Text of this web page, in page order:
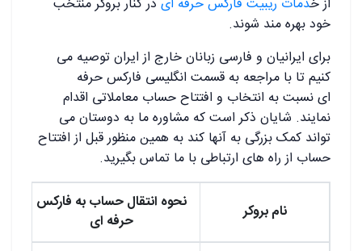
از خدمات ریبیت فارکس حرفه ای در کنار بروکر منتخب
خود بهره مند شوند.
برای ایرانیان و فارسی زبانان خارج از ایران توصیه می
کنیم تا با مراجعه به قسمت انگلیسی فارکس حرفه
اینسبت به انتخاب و افتتاح حساب معاملاتی اقدام
نمایند. شایان ذکر است که مشاوره ما به دوستان می
تواند کمک بزرگی به آنها کند به همین منظور قبل از افتتاح
حساب از راه های ارتباطی با ما تماس بگیرید.
نام بروکر
نحوه انتقال حساب به فارکس
حرفه ای